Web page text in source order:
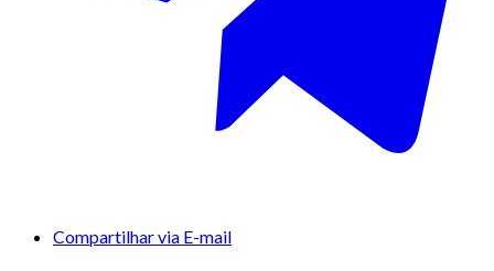
Compartilhar via E-mail